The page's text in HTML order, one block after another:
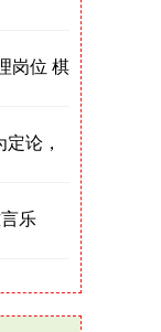
岗位 棋
论，
乐